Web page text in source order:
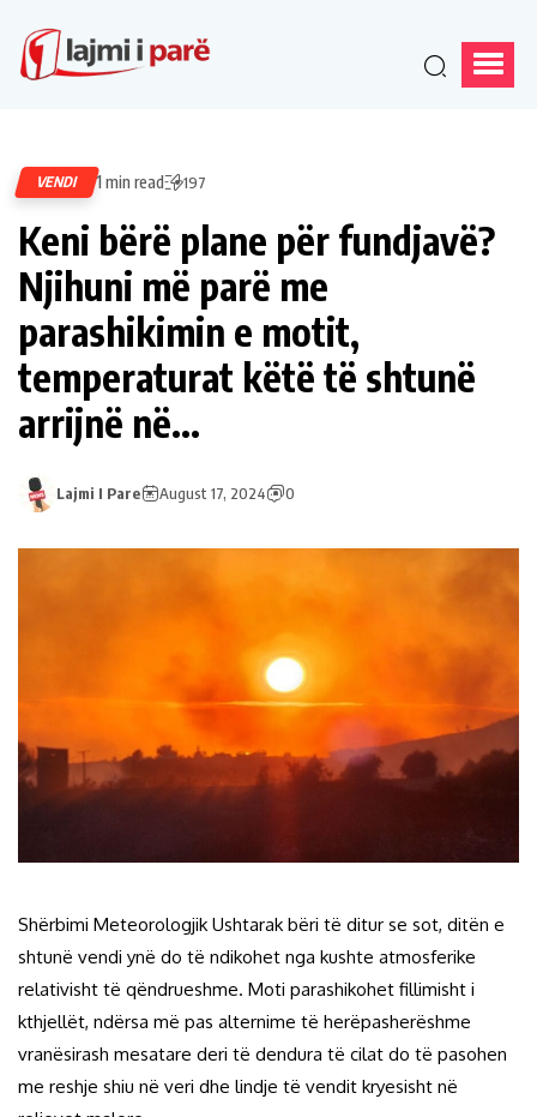
VENDI 1 min read 197
Keni bërë plane për fundjavë?
Njihuni më parë me
parashikimin e motit,
temperaturat këtë të shtunë
arrijnë në…
Lajmi I Pare August 17, 2024 0
Shërbimi Meteorologjik Ushtarak bëri të ditur se sot, ditën e
shtunë vendi ynë do të ndikohet nga kushte atmosferike
relativisht të qëndrueshme. Moti parashikohet fillimisht i
kthjellët, ndërsa më pas alternime të herëpasherëshme
vranësirash mesatare deri të dendura të cilat do të pasohen
me reshje shiu në veri dhe lindje të vendit kryesisht në